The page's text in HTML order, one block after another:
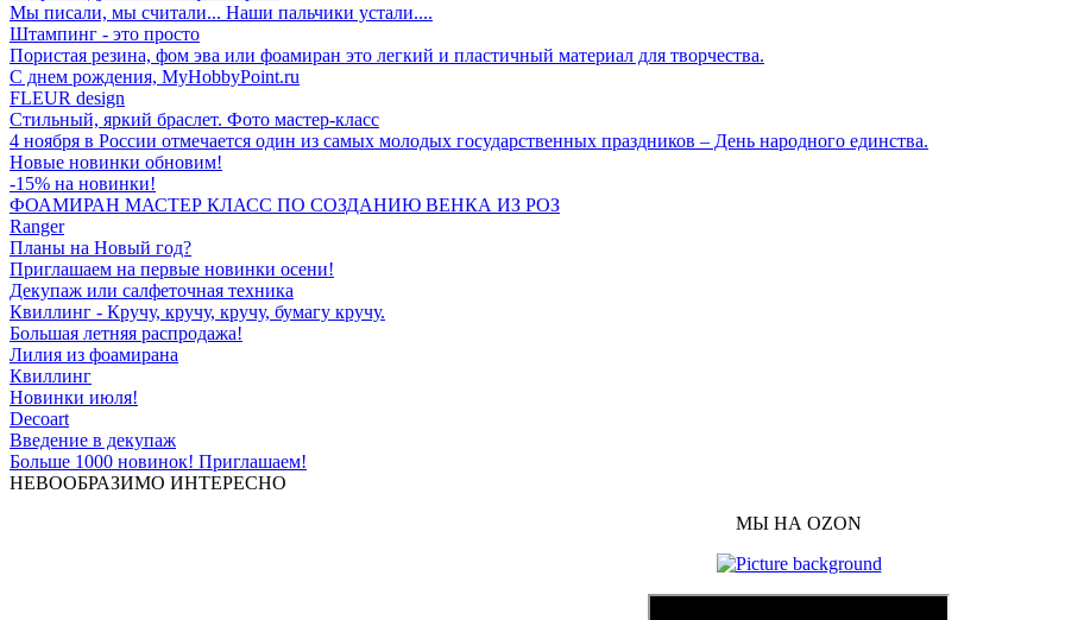
Мы писали, мы считали... Наши пальчики устали....
Штампинг - это просто
Пористая резина, фом эва или фоамиран это легкий и пластичный материал для творчества.
С днем рождения, MyHobbyPoint.ru
FLEUR design
Стильный, яркий браслет. Фото мастер-класс
4 ноября в России отмечается один из самых молодых государственных праздников – День народного единства.
Новые новинки обновим!
-15% на новинки!
ФОАМИРАН МАСТЕР КЛАСС ПО СОЗДАНИЮ ВЕНКА ИЗ РОЗ
Ranger
Планы на Новый год?
Приглашаем на первые новинки осени!
Декупаж или салфеточная техника
Квиллинг - Кручу, кручу, кручу, бумагу кручу.
Большая летняя распродажа!
Лилия из фоамирана
Квиллинг
Новинки июля!
Decoart
Введение в декупаж
Больше 1000 новинок! Приглашаем!
НЕВООБРАЗИМО ИНТЕРЕСНО
МЫ НА OZON